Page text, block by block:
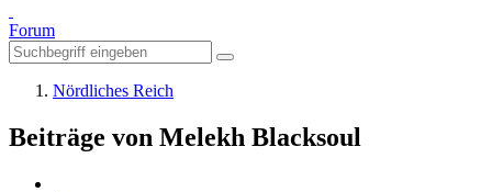
Forum
Nördliches Reich
Beiträge von Melekh Blacksoul